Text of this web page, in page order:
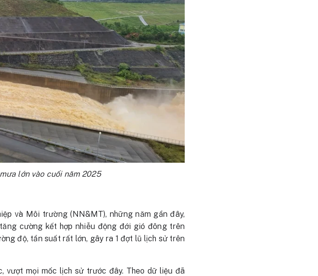
lớn vào cuối năm 2025
và Môi trường (NN&MT), những năm gần đây,
cường kết hợp nhiễu động đới gió đông trên
độ, tần suất rất lớn, gây ra 1 đợt lũ lịch sử trên
vượt mọi mốc lịch sử trước đây. Theo dữ liệu đã